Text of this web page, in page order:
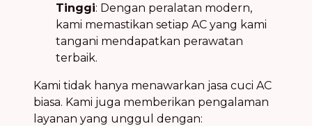
Tinggi: Dengan peralatan modern,
kami memastikan setiap AC yang kami
tangani mendapatkan perawatan
terbaik.
Kami tidak hanya menawarkan jasa cuci AC
biasa. Kami juga memberikan pengalaman
layanan yang unggul dengan: